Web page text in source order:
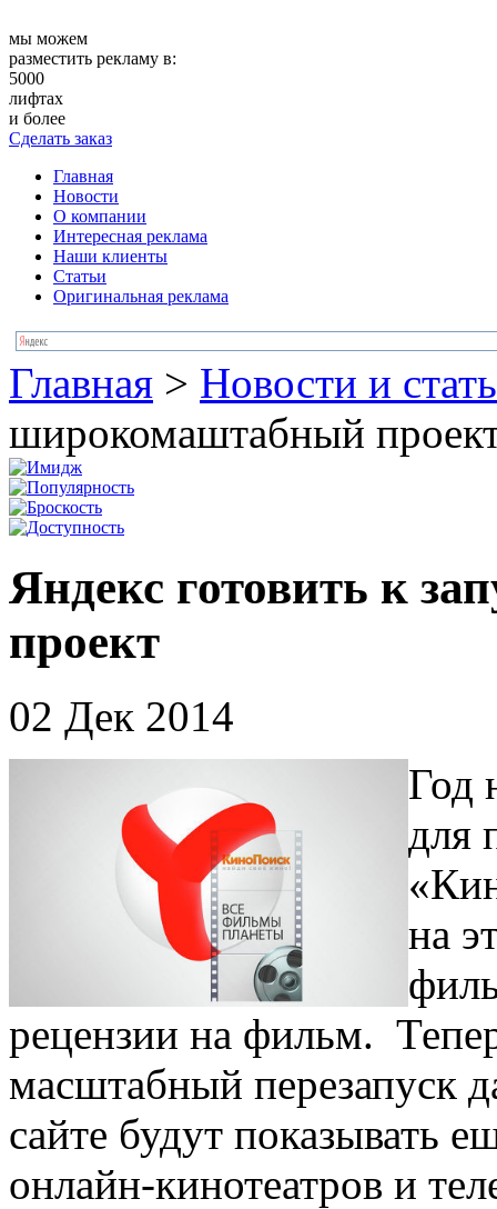
мы можем
разместить рекламу в:
5000
лифтах
и более
Сделать заказ
Главная
Новости
О компании
Интересная реклама
Наши клиенты
Статьи
Оригинальная реклама
Главная > Новости и
широкомаштабный
Яндекс готовить к
проект
02 Дек 2014
Год
для
на
рецензии на фильм.
масштабный перезапуск
сайте будут показывать
онлайн-кинотеатров и